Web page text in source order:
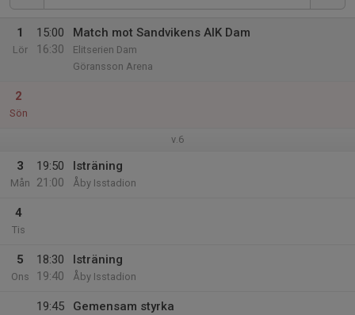
1
Lör
15:00
16:30
Match mot Sandvikens AIK Dam
Elitserien Dam
Göransson Arena
2
Sön
v.6
3
Mån
19:50
21:00
Isträning
Åby Isstadion
4
Tis
5
Ons
18:30
19:40
Isträning
Åby Isstadion
19:45
Gemensam styrka